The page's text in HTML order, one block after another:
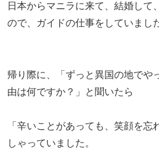
日本からマニラに来て、結婚して
ので、ガイドの仕事をしていまし
帰り際に、「ずっと異国の地でや
由は何ですか？」と聞いたら
「辛いことがあっても、笑顔を忘
しゃっていました。